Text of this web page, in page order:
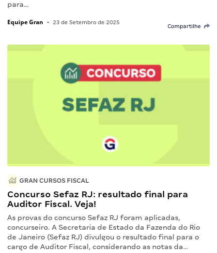
para…
Equipe Gran • 23 de Setembro de 2025
Compartilhe
GRAN CURSOS FISCAL
Concurso Sefaz RJ: resultado final para
Auditor Fiscal. Veja!
As provas do concurso Sefaz RJ foram aplicadas,
concurseiro. A Secretaria de Estado da Fazenda do Rio
de Janeiro (Sefaz RJ) divulgou o resultado final para o
cargo de Auditor Fiscal, considerando as notas da…